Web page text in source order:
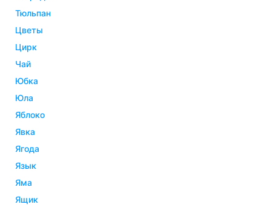
тюльпан
цветы
цирк
чай
юбка
юла
яблоко
явка
ягода
язык
яма
ящик